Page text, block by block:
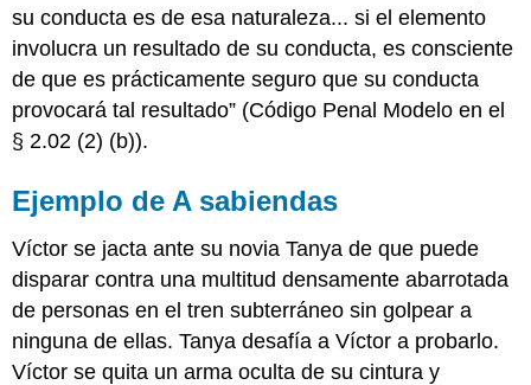
su conducta es de esa naturaleza... si el elemento
involucra un resultado de su conducta, es consciente
de que es prácticamente seguro que su conducta
provocará tal resultado” (Código Penal Modelo en el
§ 2.02 (2) (b)).
Ejemplo de A sabiendas
Víctor se jacta ante su novia Tanya de que puede
disparar contra una multitud densamente abarrotada
de personas en el tren subterráneo sin golpear a
ninguna de ellas. Tanya desafía a Víctor a probarlo.
Víctor se quita un arma oculta de su cintura y